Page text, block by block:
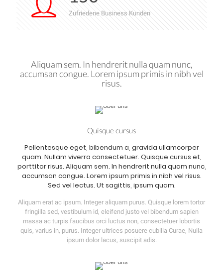
Zufriedene Business Kunden
Aliquam sem. In hendrerit nulla quam nunc,
accumsan congue. Lorem ipsum primis in nibh vel
risus.
Quisque cursus
Pellentesque eget, bibendum a, gravida ullamcorper
quam. Nullam viverra consectetuer. Quisque cursus et,
porttitor risus. Aliquam sem. In hendrerit nulla quam nunc,
accumsan congue. Lorem ipsum primis in nibh vel risus.
Sed vel lectus. Ut sagittis, ipsum quam.
Aliquam erat ac ipsum. Integer aliquam purus. Quisque lorem tortor
fringilla sed, vestibulum id, eleifend justo vel bibendum sapien
massa ac turpis faucibus orci luctus non, consectetuer lobortis
quis, varius in, purus. Integer ultrices posuere cubilia Curae, Nulla
ipsum dolor lacus, suscipit adis.